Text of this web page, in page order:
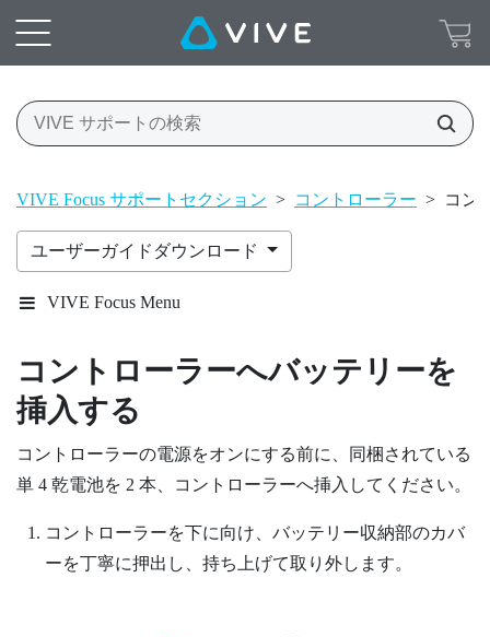
VIVE Focus サポートセクション > コントローラー > コン
ユーザーガイドダウンロード
VIVE Focus Menu
コントローラーへバッテリーを
挿入する
コントローラーの電源をオンにする前に、同梱されている
単 4 乾電池を 2 本、コントローラーへ挿入してください。
コントローラーを下に向け、バッテリー収納部のカバ
ーを丁寧に押出し、持ち上げて取り外します。